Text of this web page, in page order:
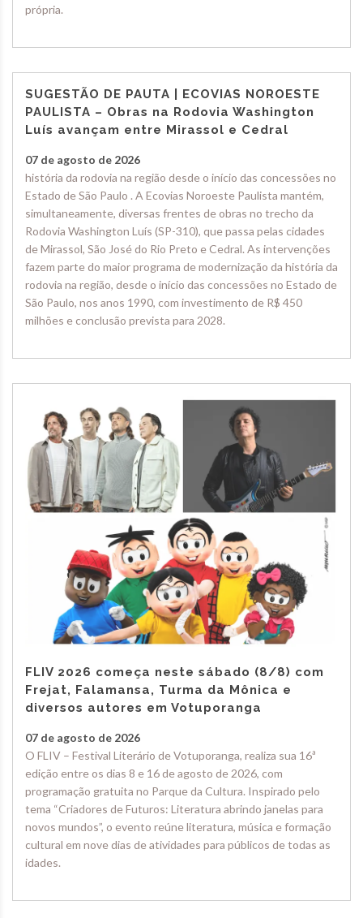
própria.
SUGESTÃO DE PAUTA | ECOVIAS NOROESTE
PAULISTA – Obras na Rodovia Washington
Luís avançam entre Mirassol e Cedral
07 de agosto de 2026
história da rodovia na região desde o início das concessões no
Estado de São Paulo . A Ecovias Noroeste Paulista mantém,
simultaneamente, diversas frentes de obras no trecho da
Rodovia Washington Luís (SP-310), que passa pelas cidades
de Mirassol, São José do Rio Preto e Cedral. As intervenções
fazem parte do maior programa de modernização da história da
rodovia na região, desde o início das concessões no Estado de
São Paulo, nos anos 1990, com investimento de R$ 450
milhões e conclusão prevista para 2028.
FLIV 2026 começa neste sábado (8/8) com
Frejat, Falamansa, Turma da Mônica e
diversos autores em Votuporanga
07 de agosto de 2026
O FLIV – Festival Literário de Votuporanga, realiza sua 16ª
edição entre os dias 8 e 16 de agosto de 2026, com
programação gratuita no Parque da Cultura. Inspirado pelo
tema “Criadores de Futuros: Literatura abrindo janelas para
novos mundos”, o evento reúne literatura, música e formação
cultural em nove dias de atividades para públicos de todas as
idades.